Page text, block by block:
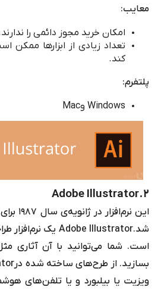
معایب:
امکان خرید مجوز دائمی را
تعداد زیادی از ابزارها ممکن
کند.
پلتفرم:
Windows وMac
۲. Adobe Illustrator
این نرم‌افزار در ژانویهی
سال
شد.Adobe Illustrator یک نرم‌افزار
است. شما می‌توانید با آن آثاری
بسازید. از طرح‌های ساخته شده در
ویزیت یا بیلبورد و یا تلفن‌های